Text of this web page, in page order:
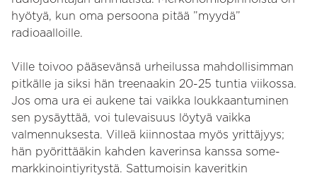
hyötyä, kun oma persoona pitää ”myydä”
radioaalloille.
Ville toivoo pääsevänsä urheilussa mahdollisimman
pitkälle ja siksi hän treenaakin 20-25 tuntia viikossa.
Jos oma ura ei aukene tai vaikka loukkaantuminen
sen pysäyttää, voi tulevaisuus löytyä vaikka
valmennuksesta. Villeä kiinnostaa myös yrittäjyys;
hän pyörittääkin kahden kaverinsa kanssa some-
markkinointiyritystä. Sattumoisin kaveritkin